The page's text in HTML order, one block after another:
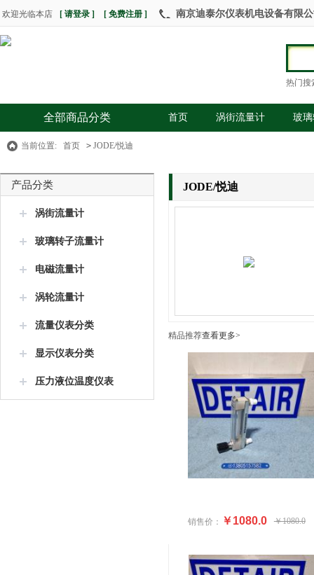
欢迎光临本店 [ 请登录 ] [ 免费注册 ] 南京迪泰尔仪表机电设备有限
热门搜
全部商品分类 首页 涡街流量计 玻
当前位置: 首页 > JODE/悦迪
产品分类
涡街流量计
玻璃转子流量计
电磁流量计
涡轮流量计
流量仪表分类
显示仪表分类
压力液位温度仪表
JODE/悦迪
精品推荐查看更多>
销售价： ￥1080.0 ￥1080.0